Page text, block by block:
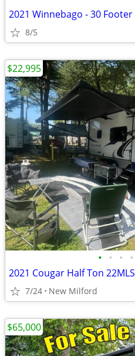
2021 Winnebago - 30
8/5
• • • •
2021 Cougar Half Ton 22MLS
7/24 New Milford
$22,995
$65,000